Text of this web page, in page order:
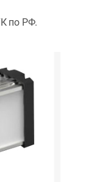
по РФ.